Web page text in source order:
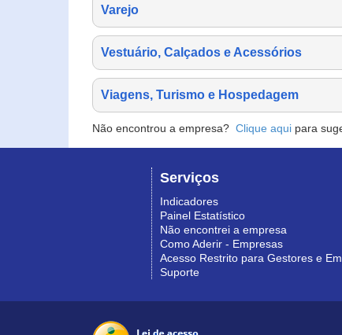
Varejo
Vestuário, Calçados e Acessórios
Viagens, Turismo e Hospedagem
Não encontrou a empresa? Clique aqui para
Serviços
Indicadores
Painel Estatístico
Não encontrei a empresa
Como Aderir - Empresas
Acesso Restrito para Gestores e
Suporte